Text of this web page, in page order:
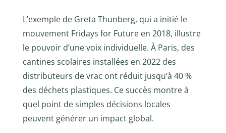
L’exemple de Greta Thunberg, qui a initié le
mouvement Fridays for Future en 2018, illustre
le pouvoir d’une voix individuelle. À Paris, des
cantines scolaires installées en 2022 des
distributeurs de vrac ont réduit jusqu’à 40 %
des déchets plastiques. Ce succès montre à
quel point de simples décisions locales
peuvent générer un impact global.